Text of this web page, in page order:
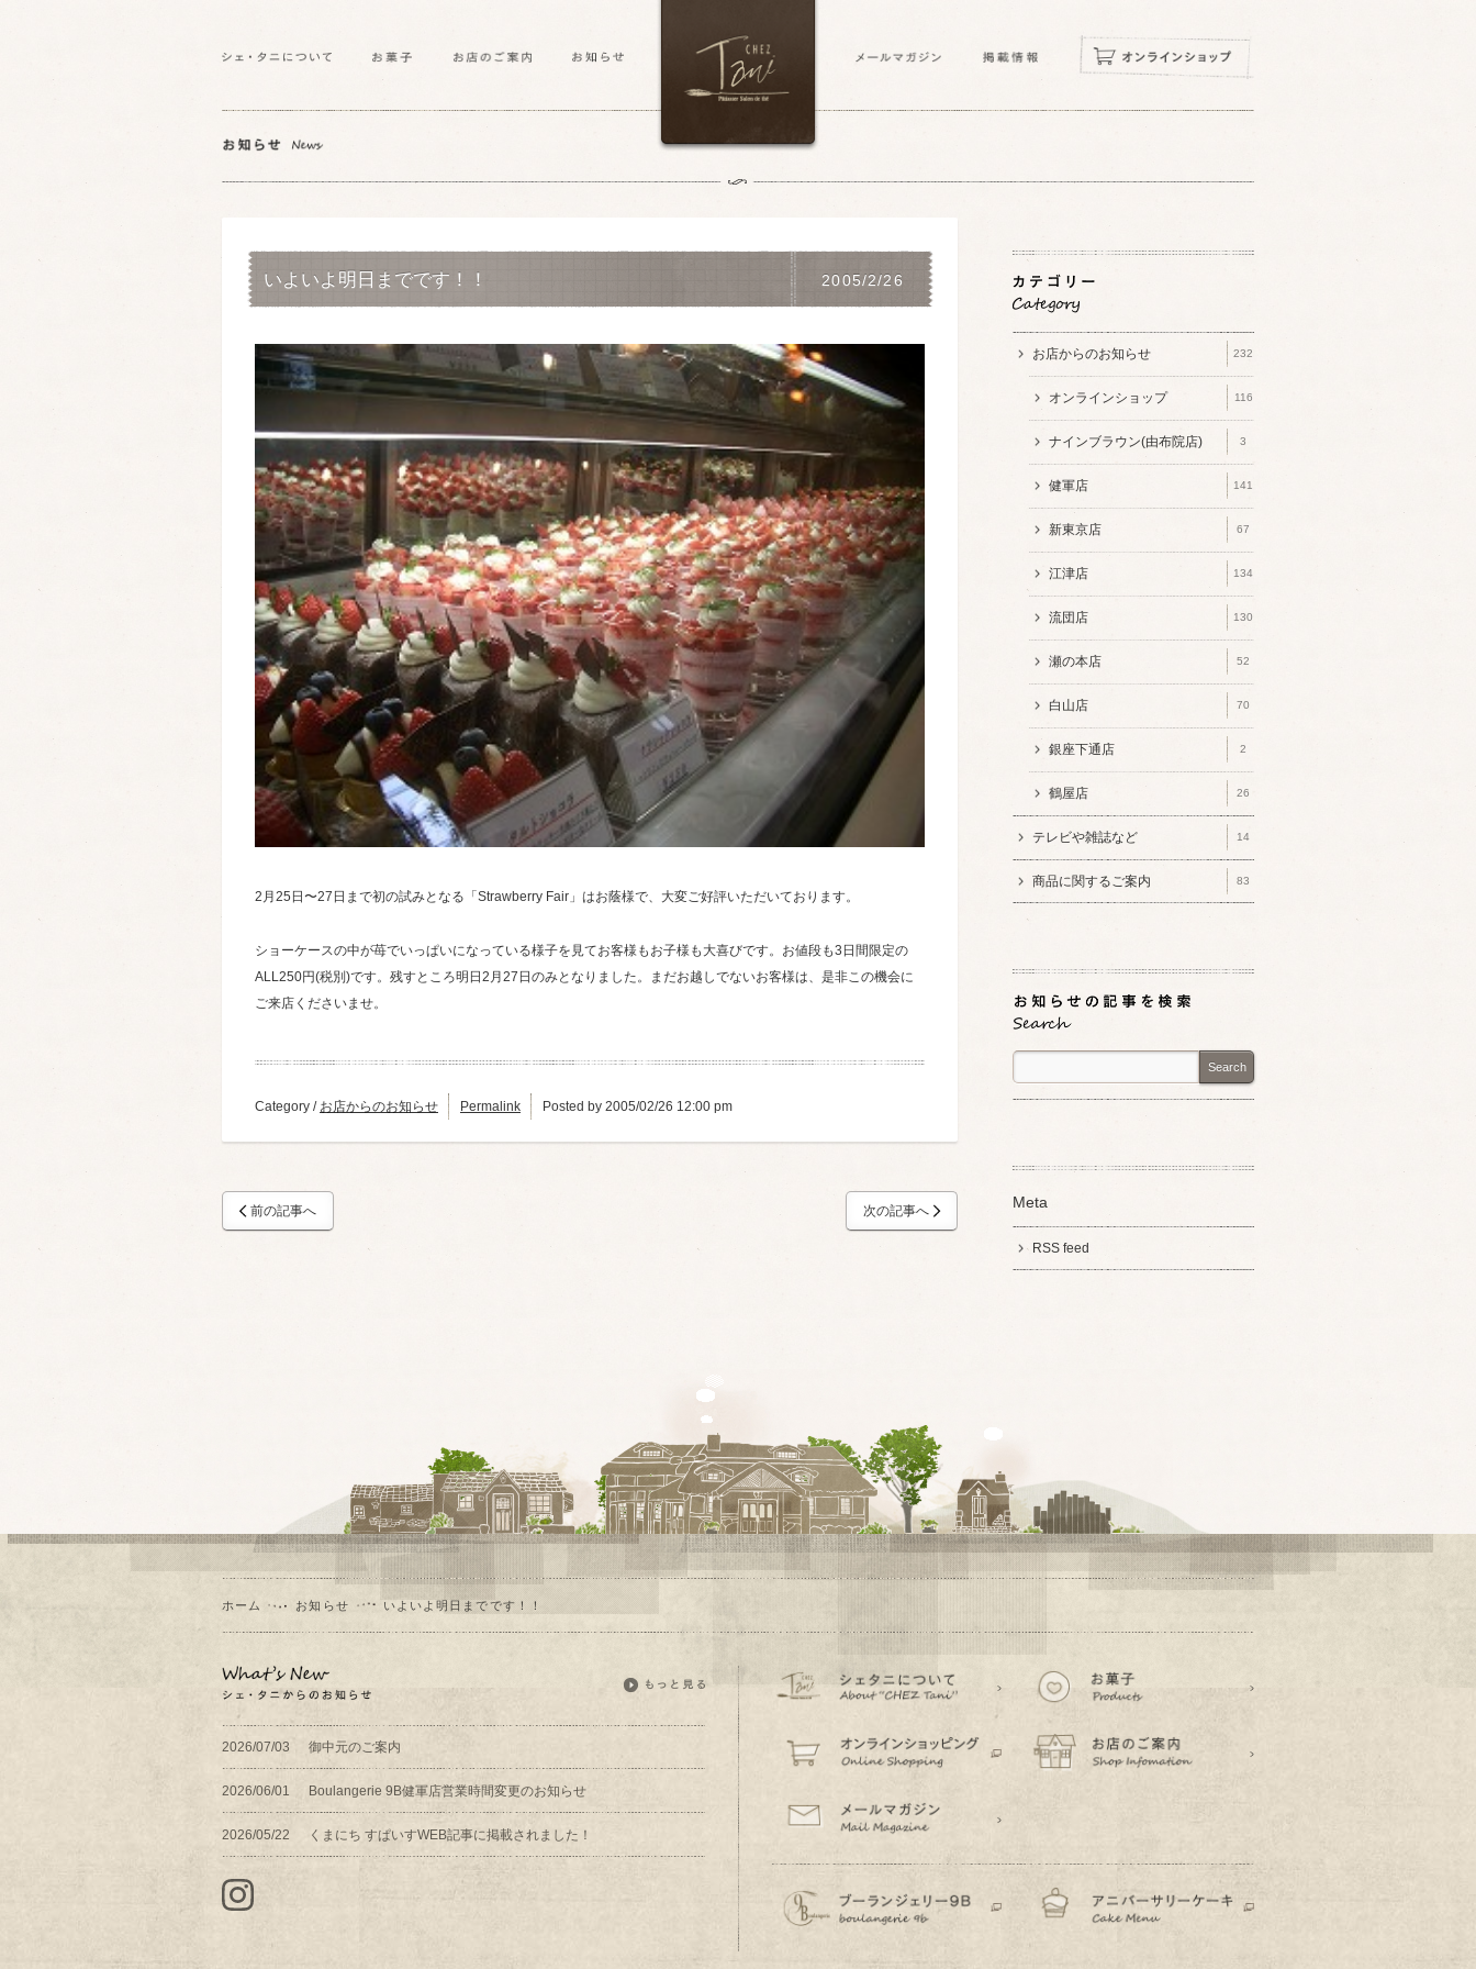
いよいよ明日までです！！ 2005/2/26
2月25日〜27日まで初の試みとなる「Strawberry Fair」はお蔭様で、大変ご好評いただいております。
ショーケースの中が苺でいっぱいになっている様子を見てお客様もお子様も大喜びです。お値段も3日間限定の
ALL250円(税別)です。残すところ明日2月27日のみとなりました。まだお越しでないお客様は、是非この機会に
ご来店くださいませ。
Category / お店からのお知らせ Permalink Posted by 2005/02/26 12:00 pm
前の記事へ 次の記事へ
お店からのお知らせ 232
オンラインショップ 116
ナインブラウン(由布院店) 3
健軍店 141
新東京店 67
江津店 134
流団店 130
瀬の本店 52
白山店 70
銀座下通店 2
鶴屋店 26
テレビや雑誌など 14
商品に関するご案内 83
Search
Meta
RSS feed
ホーム お知らせ いよいよ明日までです！！
2026/07/03 御中元のご案内
2026/06/01 Boulangerie 9B健軍店営業時間変更のお知らせ
2026/05/22 くまにち すぱいすWEB記事に掲載されました！